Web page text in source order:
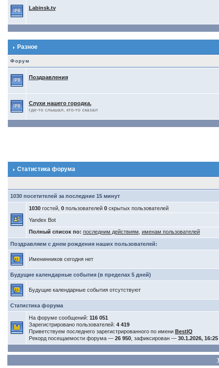
Labinsk.tv
Разное
Форум
Поздравления
Слухи нашего городка.
где-то слышал, кто-то сказал
Статистика форума
1030 посетителей за последние 15 минут
1030гостей, 0пользователей 0скрытых пользователей
Yandex Bot
Полный список по: последним действиям именам пользователей
Поздравляем с днем рождения наших пользователей:
Именинников сегодня нет
Будущие календарные события (в пределах 5 дней)
Будущие календарные события отсутствуют
Статистика форума
На форуме сообщений: 116 051
Зарегистрировано пользователей: 4 419
Приветствуем последнего зарегистрированного по имени BestIQ
Рекорд посещаемости форума — 26 950, зафиксирован — 30.1.2026, 16:25